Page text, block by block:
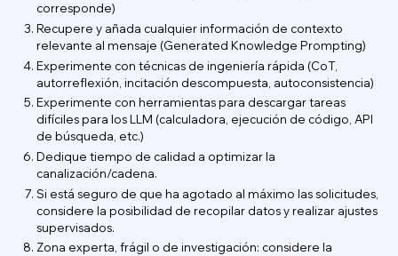
corresponde)
Recupere y añada cualquier información de contexto
relevante al mensaje (Generated Knowledge Prompting)
Experimente con técnicas de ingeniería rápida (CoT,
autorreflexión, incitación descompuesta, autoconsistencia)
Experimente con herramientas para descargar tareas
difíciles para los LLM (calculadora, ejecución de código, API
de búsqueda, etc.)
Dedique tiempo de calidad a optimizar la
canalización/cadena.
Si está seguro de que ha agotado al máximo las solicitudes,
considere la posibilidad de recopilar datos y realizar ajustes
supervisados.
Zona experta, frágil o de investigación: considere la